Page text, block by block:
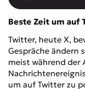
Beste Zeit um auf
Twitter, heute X,
Gespräche ändern
meist während der
um auf Twitter zu